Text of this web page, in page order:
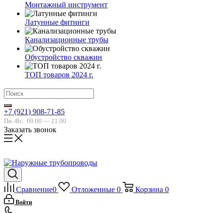
Монтажный инструмент
Латунные фитинги
Канализационные трубы
Обустройство скважин
ТОП товаров 2024 г.
+7 (921) 908-71-85
Пн.-Вс. 09.00 — 21.00
Заказать звонок
Сравнение0 Отложенные 0 Корзина 0
Войти